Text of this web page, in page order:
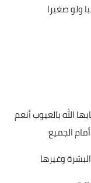
ولو صغيرا
الله بالعيوب أنعم
الجميع
وغيرها